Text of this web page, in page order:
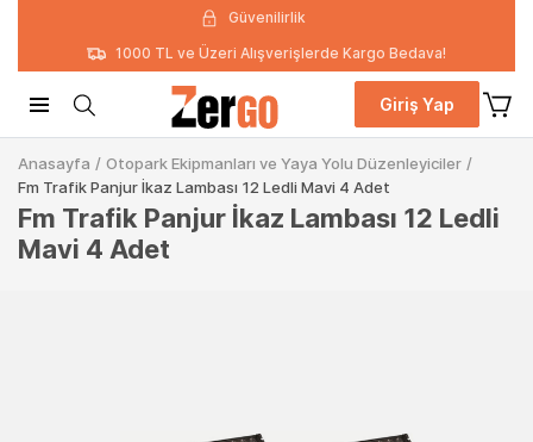
Güvenilirlik
1000 TL ve Üzeri Alışverişlerde Kargo Bedava!
Giriş Yap
Anasayfa / Otopark Ekipmanları ve Yaya Yolu Düzenleyiciler /
Fm Trafik Panjur İkaz Lambası 12 Ledli Mavi 4 Adet
Fm Trafik Panjur İkaz Lambası 12 Ledli
Mavi 4 Adet